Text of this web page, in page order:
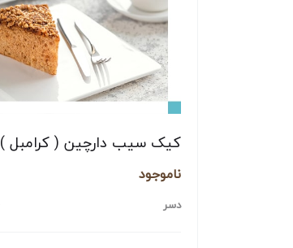
کیک سیب دارچین ( کرامبل )
ناموجود
دسر